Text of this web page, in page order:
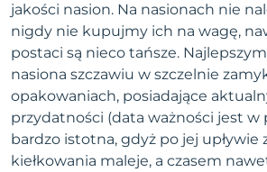
jakości nasion. Na nasionach nie
nigdy nie kupujmy ich na wagę,
postaci są nieco tańsze.
nasiona szczawiu w szczelnie
opakowaniach, posiadające
przydatności (data ważności jest w
bardzo istotna, gdyż po jej upływie
kiełkowania maleje, a czasem